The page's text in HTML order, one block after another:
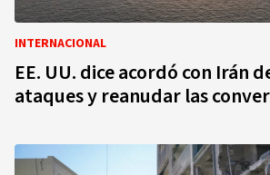
INTERNACIONAL
EE. UU. dice acordó con Irán
ataques y reanudar las